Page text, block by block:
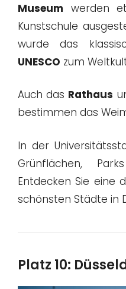
Museum werden
Kunstschule
wurde das
UNESCO zum
Auch das Rathaus
bestimmen das
In der
Grünflächen,
Entdecken Sie eine
schönsten Städte in
Platz 10: